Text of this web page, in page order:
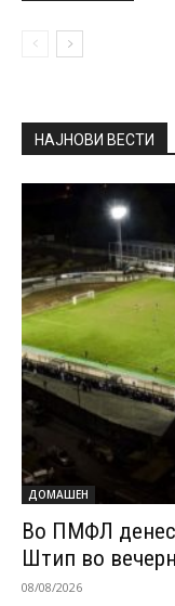
НАЈНОВИ ВЕСТИ
ДОМАШЕН
Во ПМФЛ
Штип во
08/08/2026